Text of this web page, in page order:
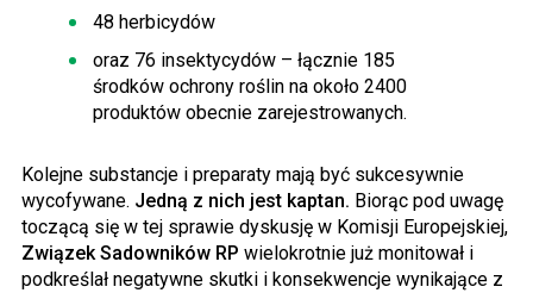
48 herbicydów
oraz 76 insektycydów – łącznie 185
środków ochrony roślin na około 2400
produktów obecnie zarejestrowanych.
Kolejne substancje i preparaty mają być sukcesywnie
wycofywane. Jedną z nich jest kaptan. Biorąc pod uwagę
toczącą się w tej sprawie dyskusję w Komisji Europejskiej,
Związek Sadowników RP wielokrotnie już monitował i
podkreślał negatywne skutki i konsekwencje wynikające z